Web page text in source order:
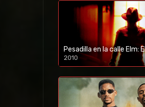
2010
1080p/720p